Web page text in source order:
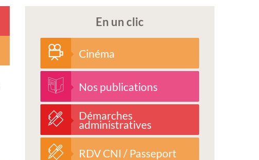
En un clic
Cinéma
Nos publications
Démarches
administratives
RDV CNI / Passeport